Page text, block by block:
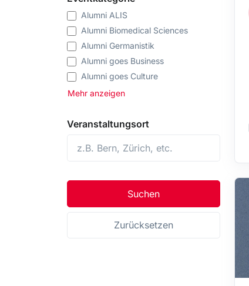
Alumni ALIS
Alumni Biomedical Sciences
Alumni Germanistik
Alumni goes Business
Alumni goes Culture
Alumni goes Science
Alumni Pharmazie
Alumni Vetsuisse
universitäre Veranstaltungen
Vereinigung Berner
Wirtschaftswissenschafter (VBW)
Mehr anzeigen
Veranstaltungsort
Suchen
Zurücksetzen